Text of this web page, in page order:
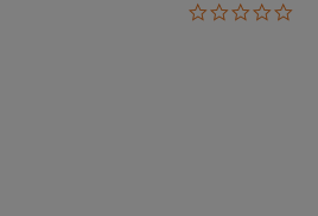
5 out of 5